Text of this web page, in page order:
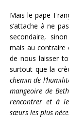
Mais le pape
s’attache à ne
secondaire,
mais au contraire
de nous laisser
surtout que la
chemin de
mangeoire de
rencontrer et à
sœurs les plus